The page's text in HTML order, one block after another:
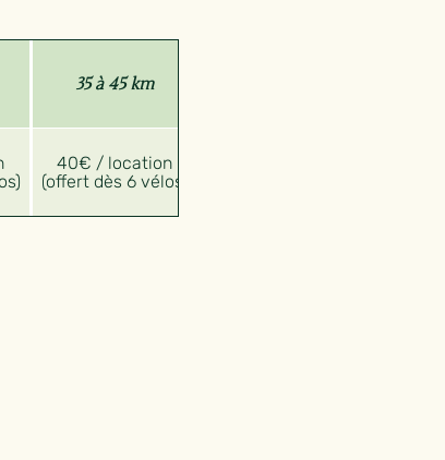
35 à 45 km
40€ / location
(offert dès 6 vélos)